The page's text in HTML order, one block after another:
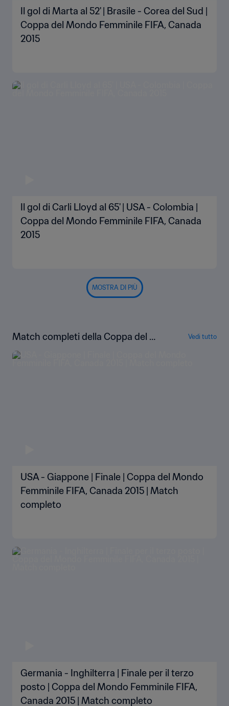
Il gol di Marta al 52' | Brasile - Corea del Sud |
Coppa del Mondo Femminile FIFA, Canada
2015
Il gol di Carli Lloyd al 65' | USA - Colombia |
Coppa del Mondo Femminile FIFA, Canada
2015
MOSTRA DI PIÙ
Match completi della Coppa del Mo
ndo femminile FIFA Canada 2015
Vedi tutto
USA - Giappone | Finale | Coppa del Mondo
Femminile FIFA, Canada 2015 | Match
completo
Germania - Inghilterra | Finale per il terzo
posto | Coppa del Mondo Femminile FIFA,
Canada 2015 | Match completo